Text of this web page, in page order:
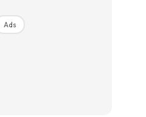
|Register
Ads